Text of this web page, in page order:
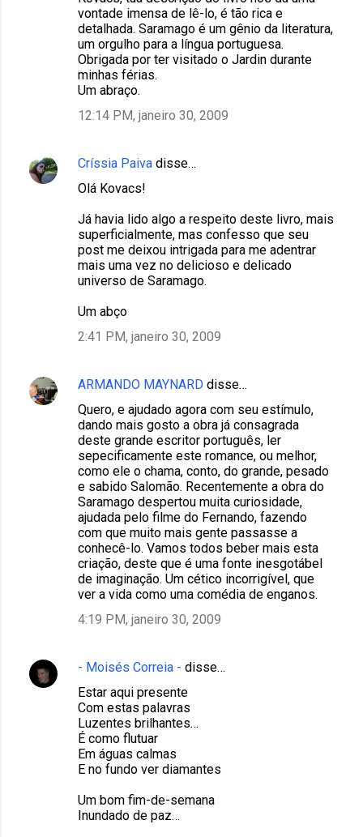
vontade imensa de lê-lo, é tão rica e
detalhada. Saramago é um gênio da literatura,
um orgulho para a língua portuguesa.
Obrigada por ter visitado o Jardin durante
minhas férias.
Um abraço.
12:14 PM, janeiro 30, 2009
Críssia Paiva disse…
Olá Kovacs!
Já havia lido algo a respeito deste livro, mais
superficialmente, mas confesso que seu
post me deixou intrigada para me adentrar
mais uma vez no delicioso e delicado
universo de Saramago.
Um abço
2:41 PM, janeiro 30, 2009
ARMANDO MAYNARD disse…
Quero, e ajudado agora com seu estímulo,
dando mais gosto a obra já consagrada
deste grande escritor português, ler
sepecificamente este romance, ou melhor,
como ele o chama, conto, do grande, pesado
e sabido Salomão. Recentemente a obra do
Saramago despertou muita curiosidade,
ajudada pelo filme do Fernando, fazendo
com que muito mais gente passasse a
conhecê-lo. Vamos todos beber mais esta
criação, deste que é uma fonte inesgotábel
de imaginação. Um cético incorrigível, que
ver a vida como uma comédia de enganos.
4:19 PM, janeiro 30, 2009
- Moisés Correia - disse…
Estar aqui presente
Com estas palavras
Luzentes brilhantes…
É como flutuar
Em águas calmas
E no fundo ver diamantes
Um bom fim-de-semana
Inundado de paz…